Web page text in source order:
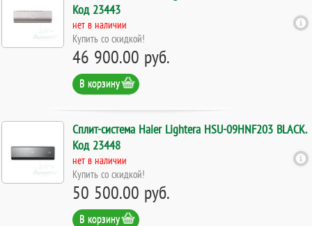
Код 23443
нет в наличии
Купить со скидкой!
46 900.00 руб.
В корзину
Сплит-система Haier Lightera HSU-09HNF203 BLACK.
Код 23448
нет в наличии
Купить со скидкой!
50 500.00 руб.
В корзину